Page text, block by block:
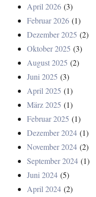
April 2026 (3)
Februar 2026 (1)
Dezember 2025 (2)
Oktober 2025 (3)
August 2025 (2)
Juni 2025 (3)
April 2025 (1)
März 2025 (1)
Februar 2025 (1)
Dezember 2024 (1)
November 2024 (2)
September 2024 (1)
Juni 2024 (5)
April 2024 (2)